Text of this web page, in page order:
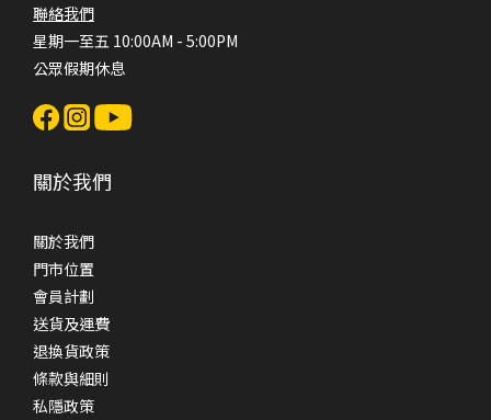
聯絡我們
星期一至五 10:00AM - 5:00PM
公眾假期休息
關於我們
關於我們
門市位置
會員計劃
送貨及運費
退換貨政策
條款與細則
私隱政策